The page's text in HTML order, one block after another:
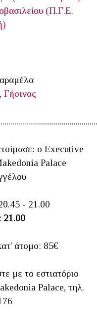
(Π.Γ.Ε.
ο Executive
Palace
- 21.00
21.00
άτομο: 85€
με το εστιατόριο
Palace, τηλ.